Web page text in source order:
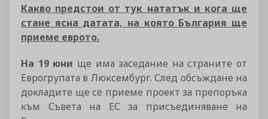
Какво предстои от тук нататък и кога ще
стане ясна датата, на която България ще
приеме еврото.
На 19 юни ще има заседание на страните от
Еврогрупата в Люксембург. След обсъждане на
докладите ще се приеме проект за препоръка
към Съвета на ЕС за присъединяване на